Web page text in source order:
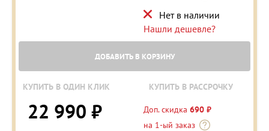
Нет в наличии
Нашли дешевле?
ДОБАВИТЬ В КОРЗИНУ
КУПИТЬ В ОДИН КЛИК КУПИТЬ В РАССРОЧКУ
22 990 ₽ Доп. скидка 690 ₽
на 1-ый заказ